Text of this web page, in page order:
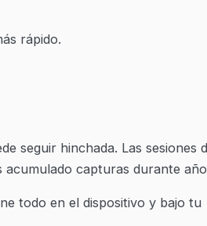
rápido.
seguir hinchada. Las sesiones
acumulado capturas durante
todo en el dispositivo y bajo tu